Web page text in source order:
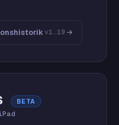
v1.19
BETA